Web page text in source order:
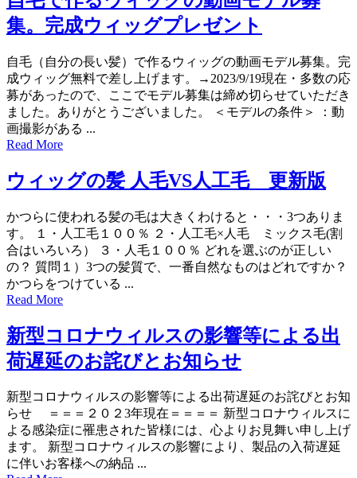
集。完成ウィッグプレゼント
自毛（自分の長い髪）で作るウィッグの動画モデル募集。完
成ウィッグ無料で差し上げます。→2023/9/19現在・多数の応
募があったので、ここでモデル募集は締め切らせていただき
ました。ありがとうございました。 ＜モデルの条件＞ ：動
画撮影がある ...
Read More
ウィッグの髪 人毛VS人工毛 更新版
かつらに使われる髪の毛は大きくわけると・・・3つありま
す。 １・人工毛１００％ ２・人工毛×人毛 ミックス毛(割
合はいろいろ） ３・人毛１００％ どれを選ぶのが正しい
の？ 質問１）3つの髪質で、一番自然なものはどれですか？
かつらをつけている ...
Read More
新型コロナウィルスの影響等による出
荷遅延のお詫びとお知らせ
新型コロナウィルスの影響等による出荷遅延のお詫びとお知
らせ ＝＝＝２０２3年現在＝＝＝＝ 新型コロナウィルスに
よる感染症に罹患された皆様には、心よりお見舞い申し上げ
ます。 新型コロナウィルスの影響により、製品の入荷遅延
に伴いお客様への納品 ...